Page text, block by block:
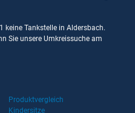
keine Tankstelle in Aldersbach.
Sie unsere Umkreissuche am
Produktvergleich
Kindersitze